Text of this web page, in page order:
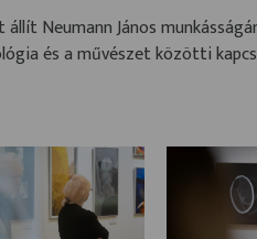
Neumann János
és a művészet közötti